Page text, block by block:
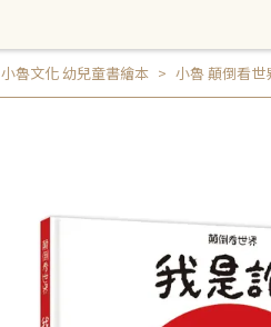
小魯文化 幼兒童書繪本 小魯 顛倒看